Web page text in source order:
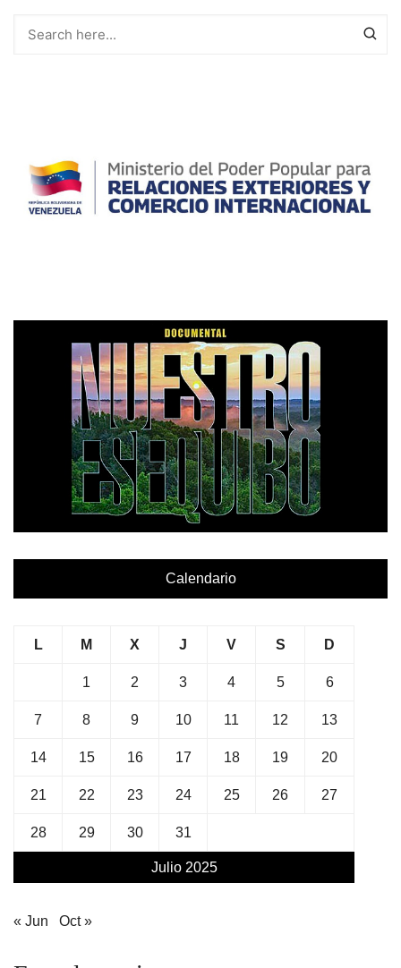
Calendario
Julio 2025
L M X J V S D
1 2 3 4 5 6
7 8 9 10 11 12 13
14 15 16 17 18 19 20
21 22 23 24 25 26 27
28 29 30 31
« Jun Oct »